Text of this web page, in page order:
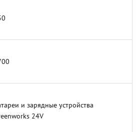
и зарядные устройства
24V